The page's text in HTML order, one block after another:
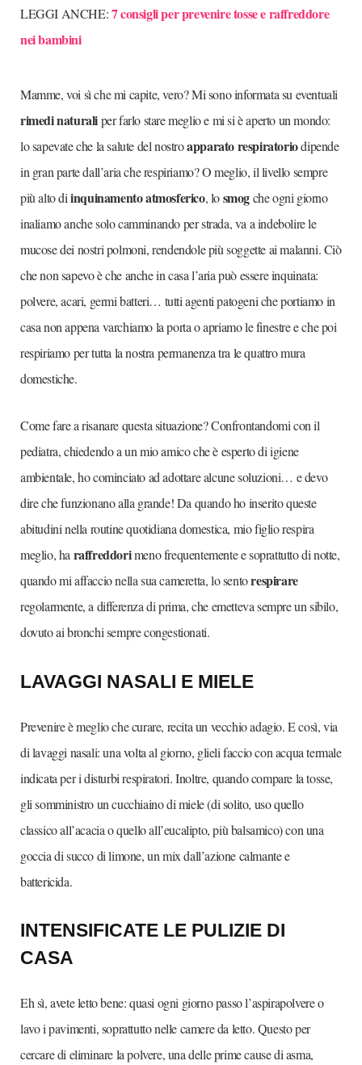
LEGGI ANCHE:7 consigli per prevenire tosse e raffreddore
nei bambini
Mamme, voi sì che mi capite, vero? Mi sono informata su eventuali
rimedi naturaliper farlo stare meglio e mi si è aperto un mondo:
lo sapevate che la salute del nostroapparato respiratoriodipende
in gran parte dall’aria che respiriamo? O meglio, il livello sempre
più alto diinquinamento atmosferico, losmogche ogni giorno
inaliamo anche solo camminando per strada, va a indebolire le
mucose dei nostri polmoni, rendendole più soggette ai malanni. Ciò
che non sapevo è che anche in casa l’aria può essere inquinata:
polvere, acari, germi batteri… tutti agenti patogeni che portiamo in
casa non appena varchiamo la porta o apriamo le finestre e che poi
respiriamo per tutta la nostra permanenza tra le quattro mura
domestiche.
Come fare a risanare questa situazione? Confrontandomi con il
pediatra, chiedendo a un mio amico che è esperto di igiene
ambientale, ho cominciato ad adottare alcune soluzioni… e devo
dire che funzionano alla grande! Da quando ho inserito queste
abitudini nella routine quotidiana domestica, mio figlio respira
meglio, ha raffreddorimeno frequentemente e soprattutto di notte,
quando mi affaccio nella sua cameretta, lo sentorespirare
regolarmente, a differenza di prima, che emetteva sempre un sibilo,
dovuto ai bronchi sempre congestionati.
LAVAGGI NASALI E MIELE
Prevenire è meglio che curare, recita un vecchio adagio. E così, via
di lavaggi nasali: una volta al giorno, glieli faccio con acqua termale
indicata per i disturbi respiratori. Inoltre, quando compare la tosse,
gli somministro un cucchiaino di miele (di solito, uso quello
classico all’acacia o quello all’eucalipto, più balsamico) con una
goccia di succo di limone, un mix dall’azione calmante e
battericida.
INTENSIFICATE LE PULIZIE DI
CASA
Eh sì, avete letto bene: quasi ogni giorno passo l’aspirapolvere o
lavo i pavimenti, soprattutto nelle camere da letto. Questo per
cercare di eliminare la polvere, una delle prime cause di asma,